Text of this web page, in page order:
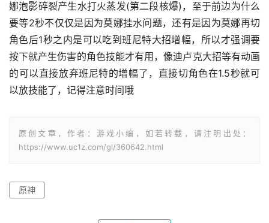
娜泡影碎裂产生水打火蒸发(第二段核爆)，至于前边为什么
要等2秒不仅仅是因为莫娜挂水问题，还有是因为莫娜再切
角色后1秒之内是可以吃到班尼特大招增幅，所以才强调要
按下就产生伤害的角色技能才有用，像迪卢克大招等有动画
的可以直接放弃班尼特的增幅了，直接切角色在1.5秒就可
以放技能了，记得注意时间哦
原创文章，作者：游戏小编，如若转载，请注明出处：
https://www.uc1z.com/gl/360642.html
原神